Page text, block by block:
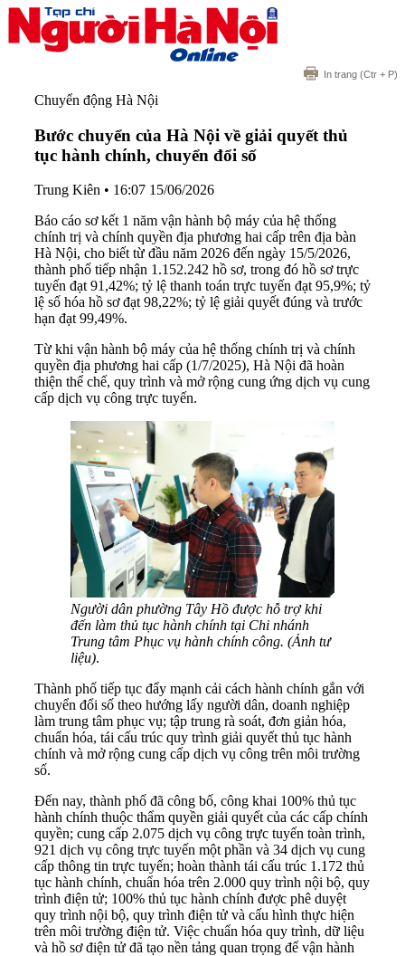
In trang (Ctr + P)
Chuyển động Hà Nội
Bước chuyển của Hà Nội về giải quyết thủ
tục hành chính, chuyển đổi số
Trung Kiên • 16:07 15/06/2026
Báo cáo sơ kết 1 năm vận hành bộ máy của hệ thống
chính trị và chính quyền địa phương hai cấp trên địa bàn
Hà Nội, cho biết từ đầu năm 2026 đến ngày 15/5/2026,
thành phố tiếp nhận 1.152.242 hồ sơ, trong đó hồ sơ trực
tuyến đạt 91,42%; tỷ lệ thanh toán trực tuyến đạt 95,9%; tỷ
lệ số hóa hồ sơ đạt 98,22%; tỷ lệ giải quyết đúng và trước
hạn đạt 99,49%.
Từ khi vận hành bộ máy của hệ thống chính trị và chính
quyền địa phương hai cấp (1/7/2025), Hà Nội đã hoàn
thiện thể chế, quy trình và mở rộng cung ứng dịch vụ cung
cấp dịch vụ công trực tuyến.
Người dân phường Tây Hồ được hỗ trợ khi
đến làm thủ tục hành chính tại Chi nhánh
Trung tâm Phục vụ hành chính công. (Ảnh tư
liệu).
Thành phố tiếp tục đẩy mạnh cải cách hành chính gắn với
chuyển đổi số theo hướng lấy người dân, doanh nghiệp
làm trung tâm phục vụ; tập trung rà soát, đơn giản hóa,
chuẩn hóa, tái cấu trúc quy trình giải quyết thủ tục hành
chính và mở rộng cung cấp dịch vụ công trên môi trường
số.
Đến nay, thành phố đã công bố, công khai 100% thủ tục
hành chính thuộc thẩm quyền giải quyết của các cấp chính
quyền; cung cấp 2.075 dịch vụ công trực tuyến toàn trình,
921 dịch vụ công trực tuyến một phần và 34 dịch vụ cung
cấp thông tin trực tuyến; hoàn thành tái cấu trúc 1.172 thủ
tục hành chính, chuẩn hóa trên 2.000 quy trình nội bộ, quy
trình điện tử; 100% thủ tục hành chính được phê duyệt
quy trình nội bộ, quy trình điện tử và cấu hình thực hiện
trên môi trường điện tử. Việc chuẩn hóa quy trình, dữ liệu
và hồ sơ điện tử đã tạo nền tảng quan trọng để vận hành